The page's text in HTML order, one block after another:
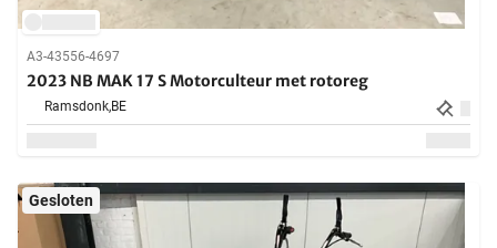
A3-43556-4697
2023 NB MAK 17 S Motorculteur met rotoreg
Ramsdonk,BE
Gesloten